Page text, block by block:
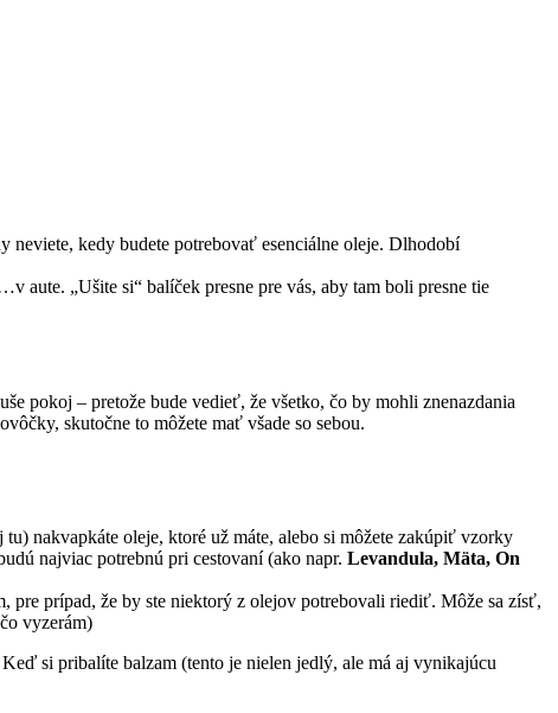
neviete, kedy budete potrebovať esenciálne oleje. Dlhodobí
aute. „Ušite si“ balíček presne pre vás, aby tam boli presne tie
pokoj – pretože bude vedieť, že všetko, čo by mohli znenazdania
skutočne to môžete mať všade so sebou.
nakvapkáte oleje, ktoré už máte, alebo si môžete zakúpiť vzorky
najviac potrebnú pri cestovaní (ako napr. Levandula, Mäta, On
pre prípad, že by ste niektorý z olejov potrebovali riediť. Môže sa zísť,
vyzerám)
si pribalíte balzam (tento je nielen jedlý, ale má aj vynikajúcu